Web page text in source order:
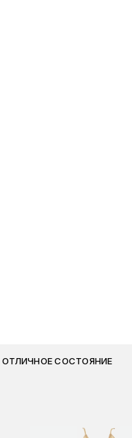
ОТЛИЧНОЕ СОСТОЯНИЕ